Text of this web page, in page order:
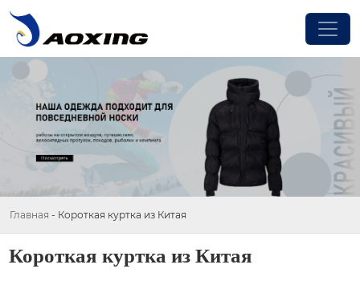
Главная - Короткая куртка из Китая
Короткая куртка из Китая